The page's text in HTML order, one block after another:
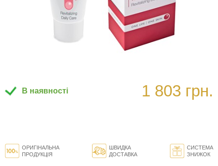
В наявності 1 803 грн.
ОРИГІНАЛЬНА
ПРОДУКЦІЯ
ШВИДКА
ДОСТАВКА
СИСТЕМА
ЗНИЖОК